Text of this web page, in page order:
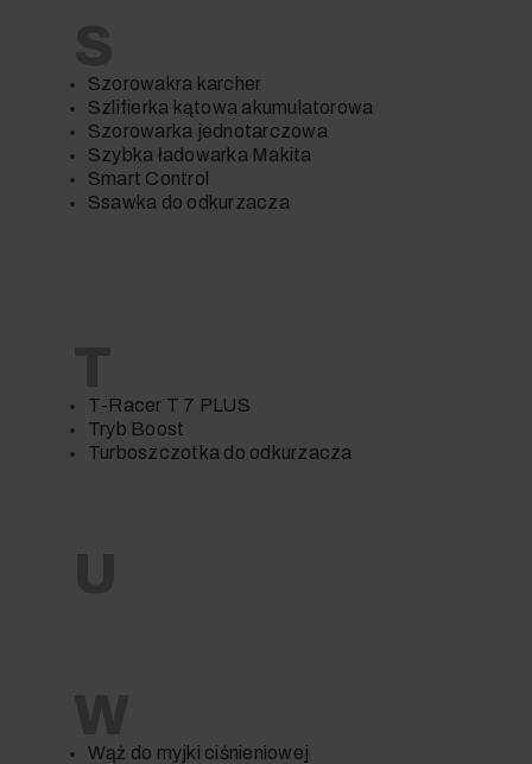
Szorowakra karcher
Szlifierka kątowa akumulatorowa
Szorowarka jednotarczowa
Szybka ładowarka Makita
Smart Control
Ssawka do odkurzacza
T-Racer T 7 PLUS
Tryb Boost
Turboszczotka do odkurzacza
Wąż do myjki ciśnieniowej